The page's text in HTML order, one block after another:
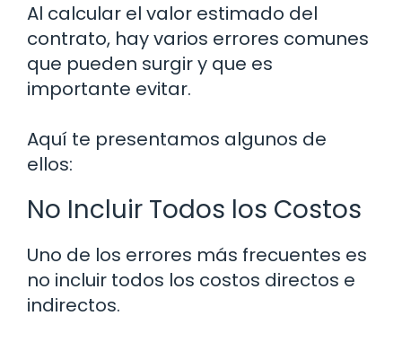
Al calcular el valor estimado del
contrato, hay varios errores comunes
que pueden surgir y que es
importante evitar.
Aquí te presentamos algunos de
ellos:
No Incluir Todos los Costos
Uno de los errores más frecuentes es
no incluir todos los costos directos e
indirectos.